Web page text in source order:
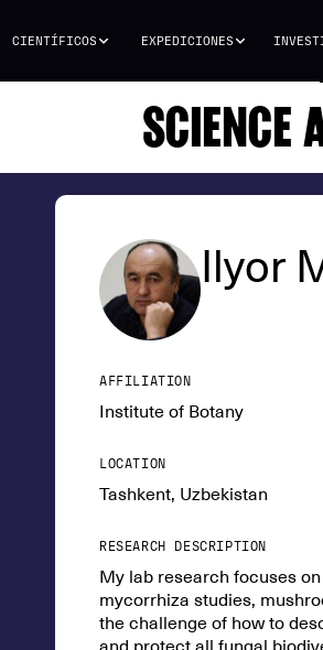
CIENTÍFICOS EXPEDICIONES
SCIENCE
Ilyor
AFFILIATION
Institute of Botany
LOCATION
Tashkent, Uzbekistan
RESEARCH DESCRIPTION
My lab research focuses
mycorrhiza studies,
the challenge of how to